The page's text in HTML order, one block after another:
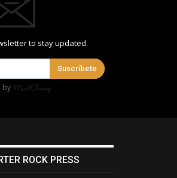
to stay updated.
Suscríbete
by
ROCK PRESS